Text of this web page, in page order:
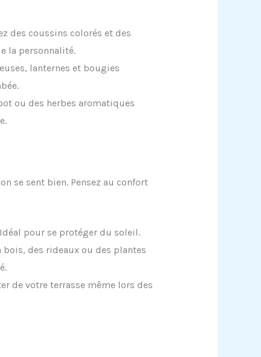
des coussins colorés et des
la personnalité.
lanternes et bougies
ou des herbes aromatiques
se sent bien. Pensez au confort
pour se protéger du soleil.
bois, des rideaux ou des plantes
de votre terrasse même lors des